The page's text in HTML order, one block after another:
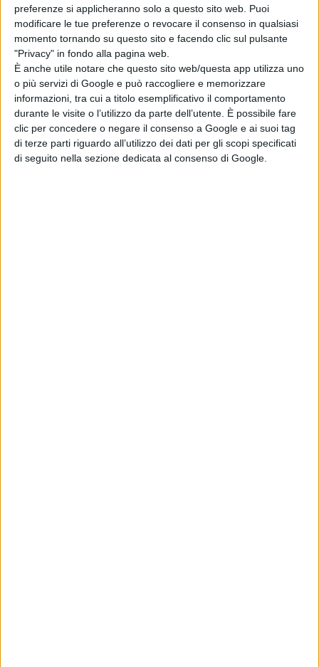
preferenze si applicheranno solo a questo sito web. Puoi
modificare le tue preferenze o revocare il consenso in qualsiasi
momento tornando su questo sito e facendo clic sul pulsante
"Privacy" in fondo alla pagina web.
È anche utile notare che questo sito web/questa app utilizza uno
o più servizi di Google e può raccogliere e memorizzare
informazioni, tra cui a titolo esemplificativo il comportamento
durante le visite o l’utilizzo da parte dell’utente. È possibile fare
clic per concedere o negare il consenso a Google e ai suoi tag
di terze parti riguardo all’utilizzo dei dati per gli scopi specificati
di seguito nella sezione dedicata al consenso di Google.